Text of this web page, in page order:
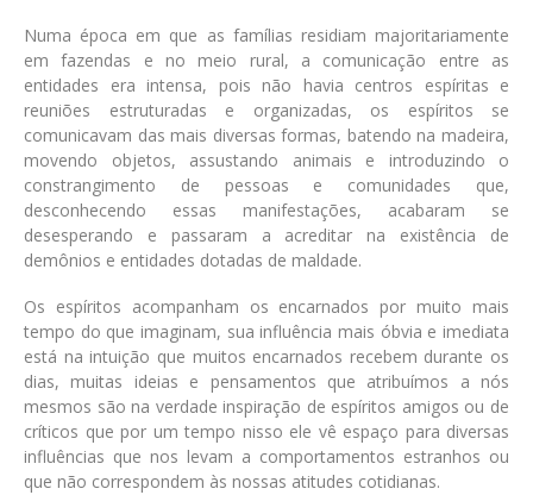
Numa época em que as famílias residiam majoritariamente
em fazendas e no meio rural, a comunicação entre as
entidades era intensa, pois não havia centros espíritas e
reuniões estruturadas e organizadas, os espíritos se
comunicavam das mais diversas formas, batendo na madeira,
movendo objetos, assustando animais e introduzindo o
constrangimento de pessoas e comunidades que,
desconhecendo essas manifestações, acabaram se
desesperando e passaram a acreditar na existência de
demônios e entidades dotadas de maldade.
Os espíritos acompanham os encarnados por muito mais
tempo do que imaginam, sua influência mais óbvia e imediata
está na intuição que muitos encarnados recebem durante os
dias, muitas ideias e pensamentos que atribuímos a nós
mesmos são na verdade inspiração de espíritos amigos ou de
críticos que por um tempo nisso ele vê espaço para diversas
influências que nos levam a comportamentos estranhos ou
que não correspondem às nossas atitudes cotidianas.